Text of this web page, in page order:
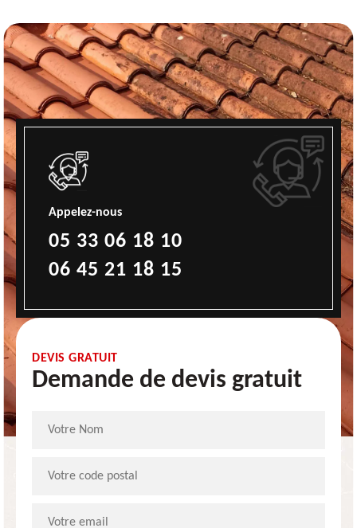
Appelez-nous
05 33 06 18 10
06 45 21 18 15
DEVIS GRATUIT
Demande de devis gratuit